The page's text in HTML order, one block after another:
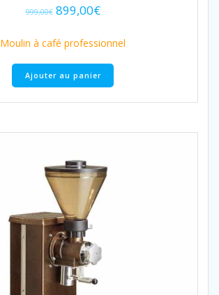
999,00€ Le
initial
était :
999,00€.
899,00€Le
actuel
899,00€.
Moulin à café professionnel
Ajouter au panier